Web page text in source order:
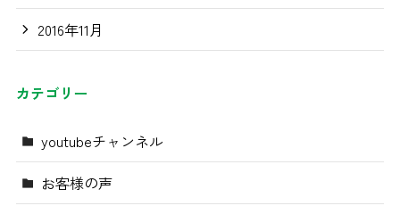
2016年11月
カテゴリー
youtubeチャンネル
お客様の声